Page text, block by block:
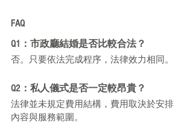
FAQ
Q1：市政廳結婚是否比較合法？
否。只要依法完成程序，法律效力相同。
Q2：私人儀式是否一定較昂貴？
法律並未規定費用結構，費用取決於安排
內容與服務範圍。